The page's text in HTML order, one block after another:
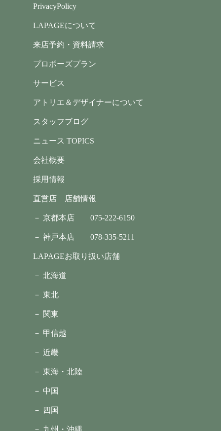
PrivacyPolicy
LAPAGEについて
来店予約・資料請求
プロポーズプラン
サービス
アトリエ＆デザイナーについて
スタッフブログ
ニュース TOPICS
会社概要
採用情報
直営店 店舗情報
－ 京都本店075-222-6150
－ 神戸本店078-335-5211
LAPAGEお取り扱い店舗
－ 北海道
－ 東北
－ 関東
－ 甲信越
－ 近畿
－ 東海・北陸
－ 中国
－ 四国